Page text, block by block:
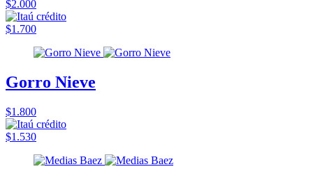
$2.000
$1.700
Gorro Nieve
$1.800
$1.530